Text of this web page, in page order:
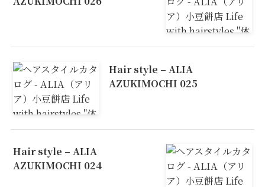
Hair style – ALIA
AZUKIMOCHI 025
Hair style – ALIA
AZUKIMOCHI 024